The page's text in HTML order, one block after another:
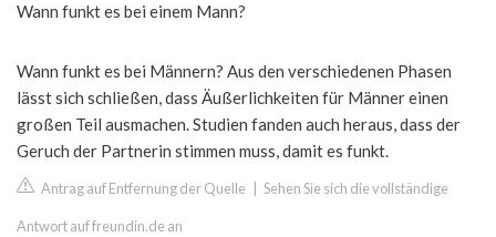
Wann funkt es bei einem Mann?
Wann funkt es bei Männern? Aus den verschiedenen Phasen
lässt sich schließen, dass Äußerlichkeiten für Männer einen
großen Teil ausmachen. Studien fanden auch heraus, dass der
Geruch der Partnerin stimmen muss, damit es funkt.
Antrag auf Entfernung der Quelle Sehen Sie sich die vollständige
Antwort auf freundin.de an